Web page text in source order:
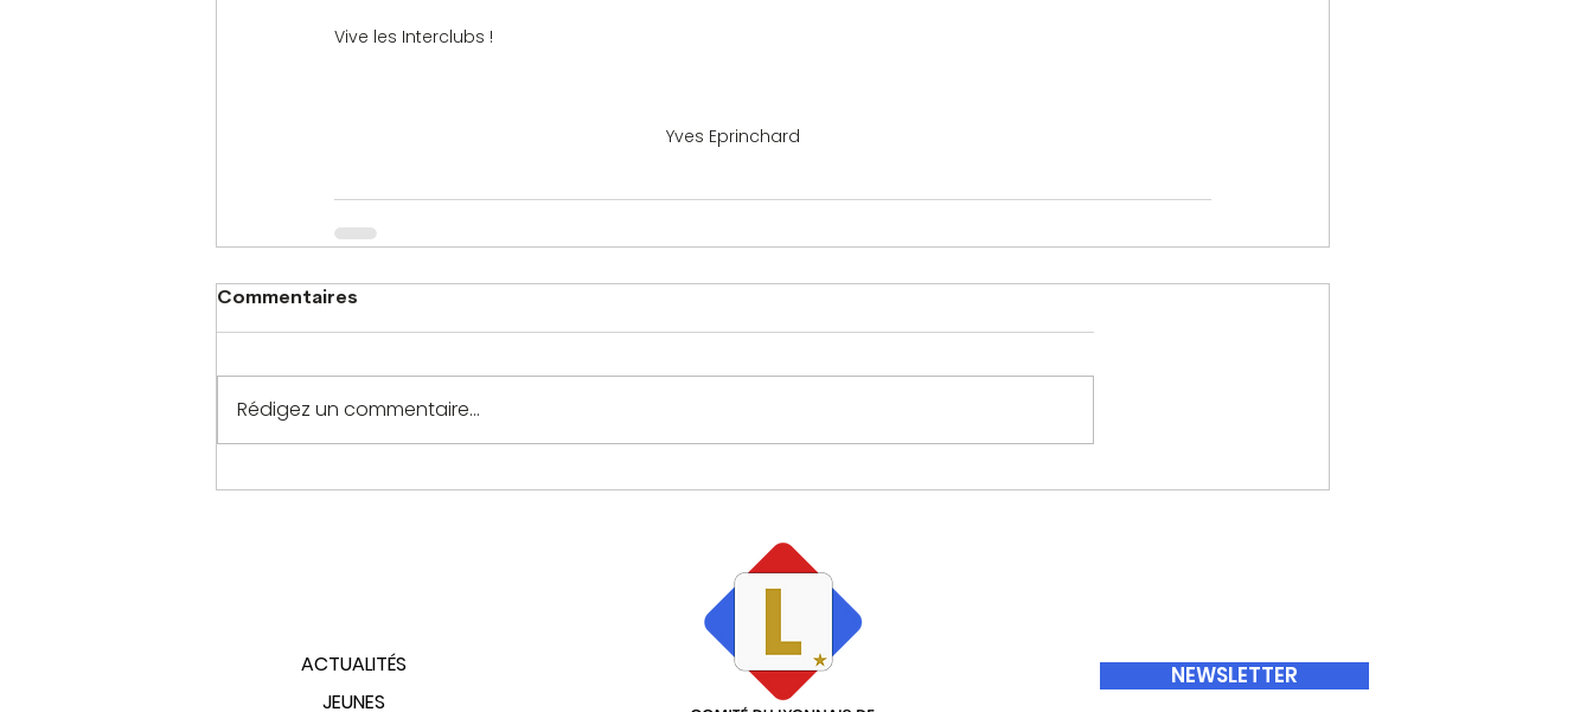
Vive les Interclubs !
							Yves Eprinchard
Commentaires
Rédigez un commentaire...
ACTUALITÉS
JEUNES
NEWSLETTER